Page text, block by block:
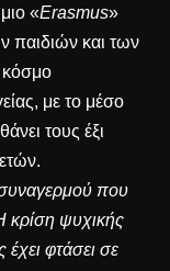
«Erasmus»
παιδιών και των
κόσμο
με το μέσο
τους έξι
συναγερμού που
κρίση ψυχικής
έχει φτάσει σε